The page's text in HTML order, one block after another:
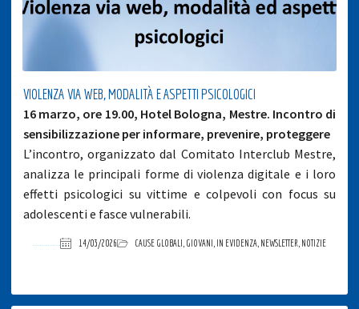
VIOLENZA VIA WEB, MODALITÀ E ASPETTI PSICOLOGICI
16 marzo, ore 19.00, Hotel Bologna, Mestre. Incontro di
sensibilizzazione per informare, prevenire, proteggere
L’incontro, organizzato dal Comitato Interclub Mestre,
analizza le principali forme di violenza digitale e i loro
effetti psicologici su vittime e colpevoli con focus su
adolescenti e fasce vulnerabili.
14/03/2026 CAUSE GLOBALI GIOVANI IN EVIDENZA NEWSLETTER NOTIZIE